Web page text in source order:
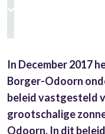
In December 2017
Borger-Odoorn
beleid vastgesteld
grootschalige
Odoorn. In dit